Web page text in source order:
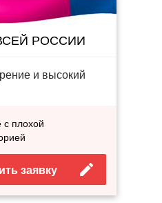
РОССИИ
и высокий
с плохой
заявку